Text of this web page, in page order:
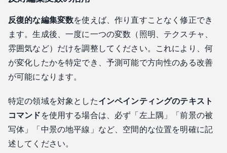
反復的な編集変数を使えば、作り直すことなく修正でき
ます。生成後、一度に一つの変数（照明、テクスチャ、
雰囲気など）だけを調整してください。これにより、何
が変化したかを特定でき、予測可能で方向性のある改善
が可能になります。
特定の領域を対象としたインペインティングのテキスト
コマンド を使用する場合は、必ず「左上隅」「前景の被
写体」「中景の地平線」など、空間的な位置を明確に記
述してください。